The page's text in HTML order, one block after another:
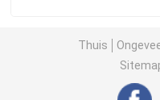
Buismachine
grote kubus-
Thuis